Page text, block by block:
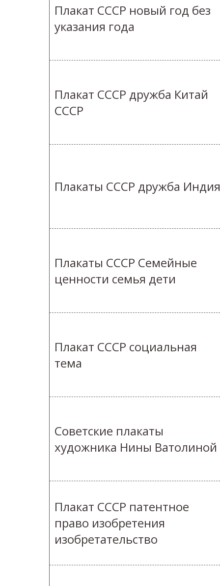
Плакат СССР новый год без
указания года
Плакат СССР дружба Китай
СССР
Плакаты СССР дружба Индия
Плакаты СССР Семейные
ценности семья дети
Плакат СССР социальная
тема
Советские плакаты
художника Нины Ватолиной
Плакат СССР патентное
право изобретения
изобретательство